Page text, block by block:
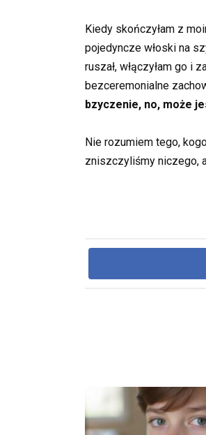
Kiedy skończyłam z
pojedyncze włoski na
ruszał, włączyłam go i
bezceremonialne
bzyczenie, no, może
Nie rozumiem tego,
zniszczyliśmy niczego,